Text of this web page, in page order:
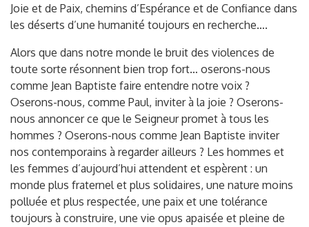
Joie et de Paix, chemins d’Espérance et de Confiance dans
les déserts d’une humanité toujours en recherche….
Alors que dans notre monde le bruit des violences de
toute sorte résonnent bien trop fort… oserons-nous
comme Jean Baptiste faire entendre notre voix ?
Oserons-nous, comme Paul, inviter à la joie ? Oserons-
nous annoncer ce que le Seigneur promet à tous les
hommes ? Oserons-nous comme Jean Baptiste inviter
nos contemporains à regarder ailleurs ? Les hommes et
les femmes d’aujourd’hui attendent et espèrent : un
monde plus fraternel et plus solidaires, une nature moins
polluée et plus respectée, une paix et une tolérance
toujours à construire, une vie opus apaisée et pleine de